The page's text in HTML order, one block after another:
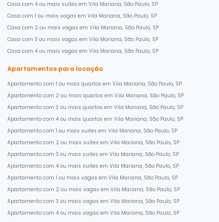
Casa com 4 ou mais suites em Vila Mariana, São Paulo, SP
Casa com 1 ou mais vagas em Vila Mariana, São Paulo, SP
Casa com 2 ou mais vagas em Vila Mariana, São Paulo, SP
Casa com 3 ou mais vagas em Vila Mariana, São Paulo, SP
Casa com 4 ou mais vagas em Vila Mariana, São Paulo, SP
Apartamentos para locação
Apartamento com 1 ou mais quartos em Vila Mariana, São Paulo, SP
Apartamento com 2 ou mais quartos em Vila Mariana, São Paulo, SP
Apartamento com 3 ou mais quartos em Vila Mariana, São Paulo, SP
Apartamento com 4 ou mais quartos em Vila Mariana, São Paulo, SP
Apartamento com 1 ou mais suites em Vila Mariana, São Paulo, SP
Apartamento com 2 ou mais suites em Vila Mariana, São Paulo, SP
Apartamento com 3 ou mais suites em Vila Mariana, São Paulo, SP
Apartamento com 4 ou mais suites em Vila Mariana, São Paulo, SP
Apartamento com 1 ou mais vagas em Vila Mariana, São Paulo, SP
Apartamento com 2 ou mais vagas em Vila Mariana, São Paulo, SP
Apartamento com 3 ou mais vagas em Vila Mariana, São Paulo, SP
Apartamento com 4 ou mais vagas em Vila Mariana, São Paulo, SP